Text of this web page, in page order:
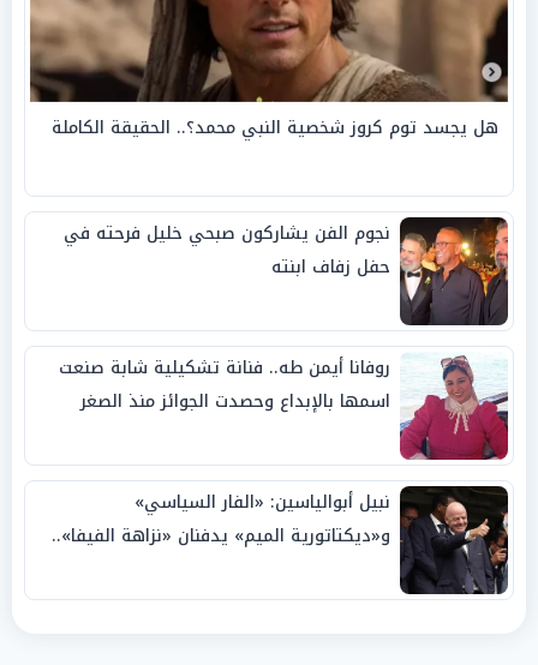
هل يجسد توم كروز شخصية النبي محمد؟.. الحقيقة الكاملة
نجوم الفن يشاركون صبحي خليل فرحته في
حفل زفاف ابنته
روفانا أيمن طه.. فنانة تشكيلية شابة صنعت
اسمها بالإبداع وحصدت الجوائز منذ الصغر
نبيل أبوالياسين: «الفار السياسي»
و«ديكتاتورية الميم» يدفنان «نزاهة الفيفا»..